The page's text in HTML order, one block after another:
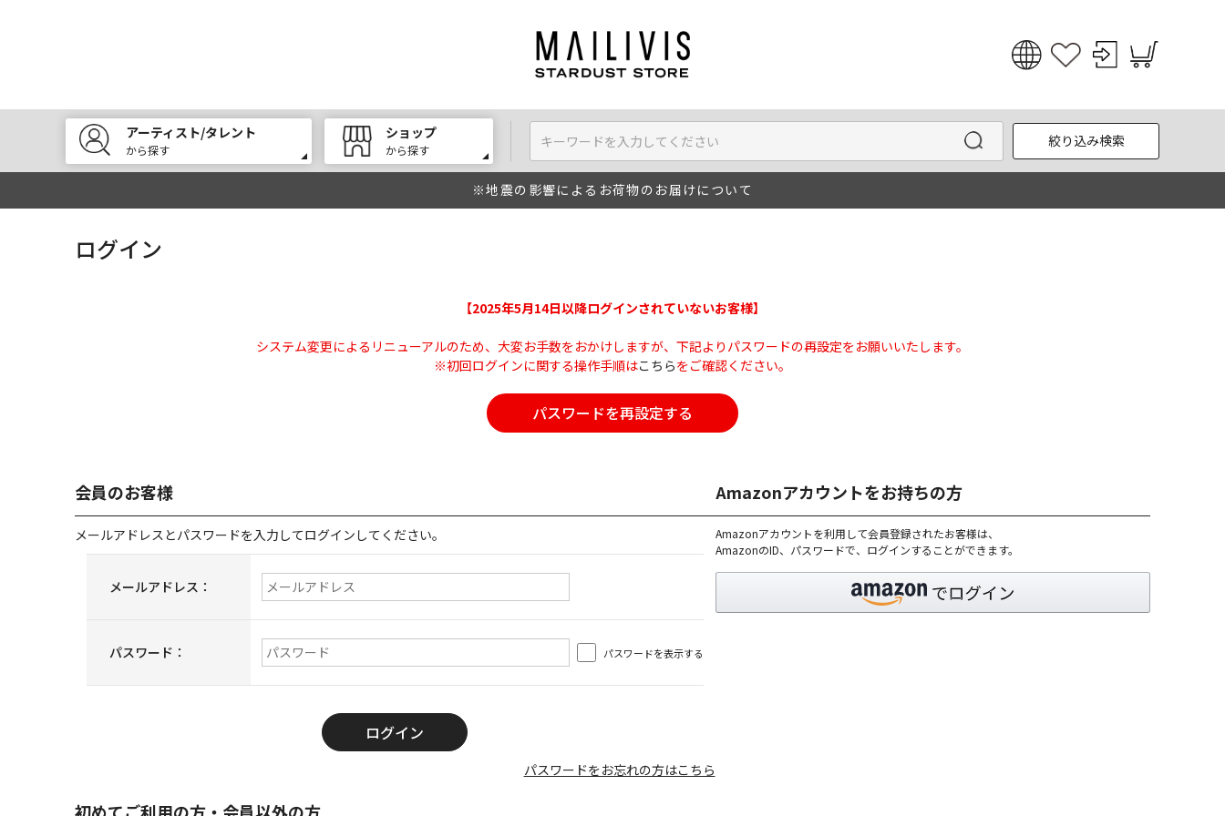
English
한국어
アーティスト/タレント
から探す
ショップ
から探す
絞り込み検索
※地震の影響によるお荷物のお届けについて
ログイン
【2025年5月14日以降ログインされていないお客様】
システム変更によるリニューアルのため、大変お手数をおかけしますが、下記よりパスワードの再設定をお願いいたします。
※初回ログインに関する操作手順はこちらをご確認ください。
パスワードを再設定する
会員のお客様
メールアドレスとパスワードを入力してログインしてください。
メールアドレス：
パスワード： パスワードを表示する
パスワードをお忘れの方はこちら
Amazonアカウントをお持ちの方
Amazonアカウントを利用して会員登録されたお客様は、
AmazonのID、パスワードで、ログインすることができます。